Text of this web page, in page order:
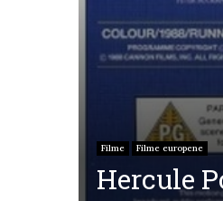
Filme Filme europene
Hercule